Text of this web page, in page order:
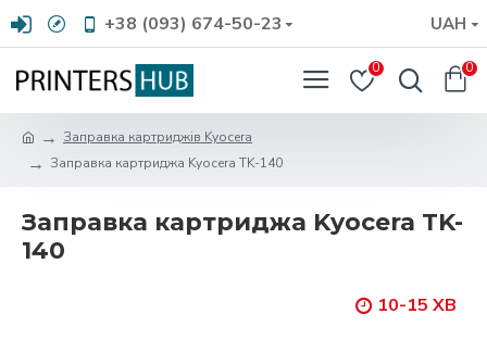
+38 (093) 674-50-23 UAH
0 0
Заправка картриджів Kyocera
Заправка картриджа Kyocera TK-140
Заправка картриджа Kyocera TK-
140
10-15 ХВ